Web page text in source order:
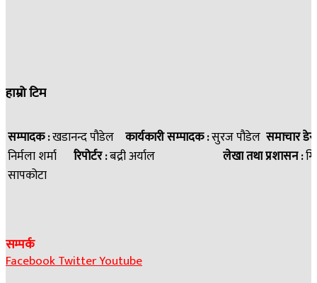
हाम्रो टिम
सम्पादक :खडानन्द पौडेल कार्यकारी सम्पादक :सुरज पौडेल समाचार
निर्मला शर्मा रिपोर्टर :बद्री अर्याल लेखा तथा प्रशासन :
सापकोटा
सम्पर्क
FacebookTwitterYoutube